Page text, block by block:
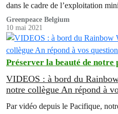
dans le cadre de l’exploitation
Greenpeace Belgium
10 mai 2021
Préserver la beauté de notre
VIDEOS : à bord du
notre collègue An répond à
Par vidéo depuis le Pacifique,